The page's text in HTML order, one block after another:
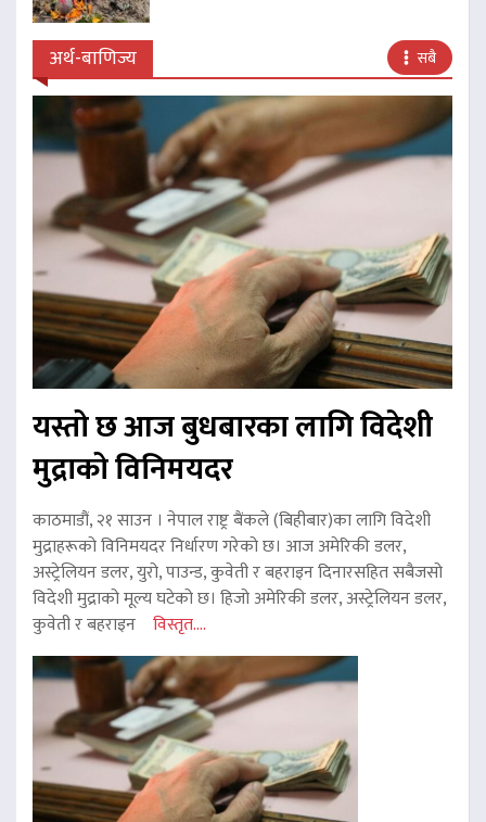
अर्थ-बाणिज्य सबै
यस्तो छ आज बुधबारका लागि विदेशी
मुद्राको विनिमयदर
काठमाडौं, २१ साउन । नेपाल राष्ट्र बैंकले (बिहीबार)का लागि विदेशी
मुद्राहरूको विनिमयदर निर्धारण गरेको छ। आज अमेरिकी डलर,
अस्ट्रेलियन डलर, युरो, पाउन्ड, कुवेती र बहराइन दिनारसहित सबैजसो
विदेशी मुद्राको मूल्य घटेको छ। हिजो अमेरिकी डलर, अस्ट्रेलियन डलर,
कुवेती र बहराइन विस्तृत....